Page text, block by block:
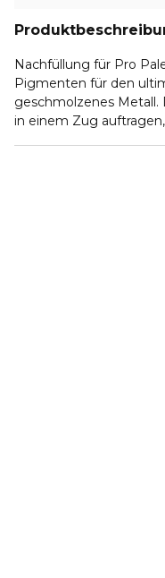
Nachfüllung für Pro
Pigmenten für den
geschmolzenes Metall.
in einem Zug